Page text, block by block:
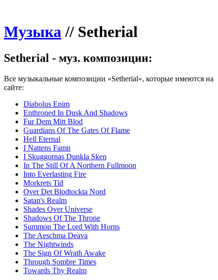
Музыка// Setherial
Setherial - муз. композиции:
Все музыкальные композиции «Setherial», которые имеются на
сайте:
Diabolus Enim
Enthroned In Dusk And Shadows
Fur Dem Mitt Blod
Guardians Of The Gates Of Flame
Hell Eternal
I Nattens Famn
I Skuggornas Dunkla Sken
In The Still Of A Northern Fullmoon
Into Everlasting Fire
Morkrets Tid
Over Det Blodtockta Nord
Satan's Realm
Shades Over Universe
Shadows Of The Throne
Summon The Lord With Horns
The Aeschma Deava
The Nightwinds
The Sign Of Wrath Awake
Through Sombre Times
Towards Thy Realm